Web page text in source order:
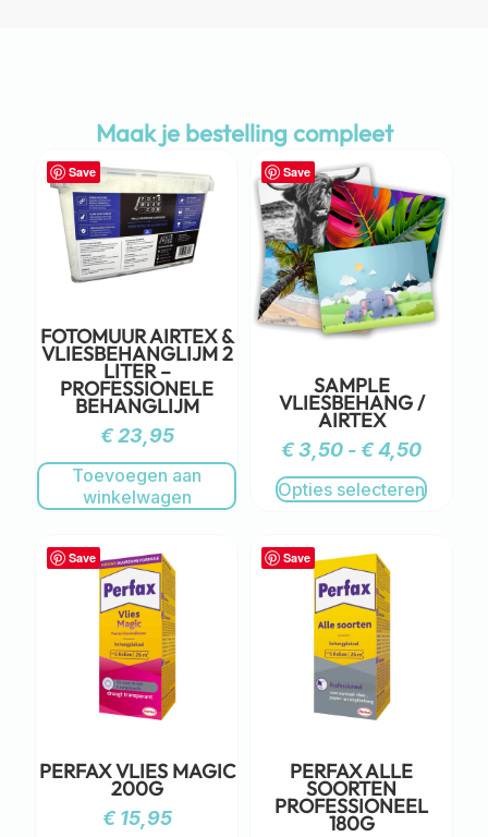
Maak je bestelling compleet
Save
FOTOMUUR AIRTEX &
VLIESBEHANGLIJM 2
LITER –
PROFESSIONELE
BEHANGLIJM
€23,95
Toevoegen aan
winkelwagen
Save
SAMPLE
VLIESBEHANG /
AIRTEX
€3,50 - €4,50
Opties selecteren
Save
PERFAX VLIES MAGIC
200G
€15,95
Save
PERFAX ALLE
SOORTEN
PROFESSIONEEL
180G